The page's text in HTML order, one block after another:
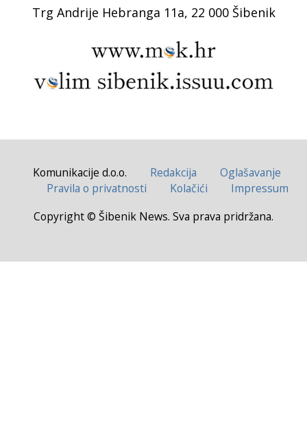
Trg Andrije Hebranga 11a, 22 000 Šibenik
Komunikacije d.o.o. Redakcija
Oglašavanje
Pravila o privatnosti
Kolačići
Impressum
Copyright © Šibenik News. Sva prava pridržana.